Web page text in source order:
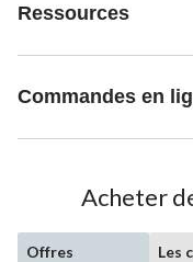
Ressources
Commandes en
Acheter
Offres
Les